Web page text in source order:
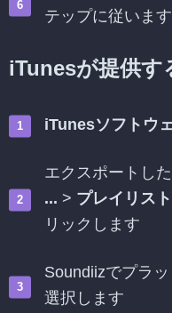
テップに従います
iTunesが提供す
iTunesソフトウ
エクスポートし
... > プレイリス
リックします
Soundiizでプラ
選択します